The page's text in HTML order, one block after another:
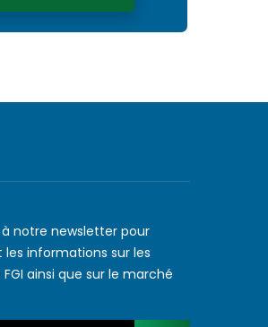
notre newsletter pour
informations sur les
ainsi que sur le marché